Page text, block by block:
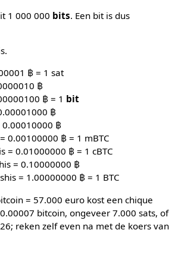
1 000 000 bits. Een bit is dus
฿ = 1 sat
฿
฿ = 1 bit
฿
0.00010000 ฿
0.00100000 ฿ = 1 mBTC
= 0.01000000 ฿ = 1 cBTC
= 0.10000000 ฿
= 1.00000000 ฿ = 1 BTC
= 57.000 euro kost een chique
bitcoin, ongeveer 7.000 sats, of
reken zelf even na met de koers van